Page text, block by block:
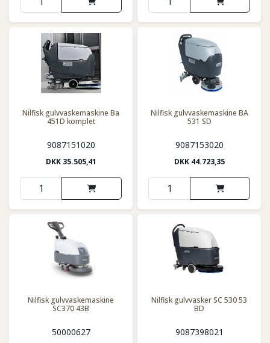
Nilfisk gulvvaskemaskine Ba
451D komplet
9087151020
DKK 35.505,41
Nilfisk gulvvaskemaskine BA
531 SD
9087153020
DKK 44.723,35
Nilfisk gulvvaskemaskine
SC370 43B
50000627
Nilfisk gulvvasker SC 530 53
BD
9087398021